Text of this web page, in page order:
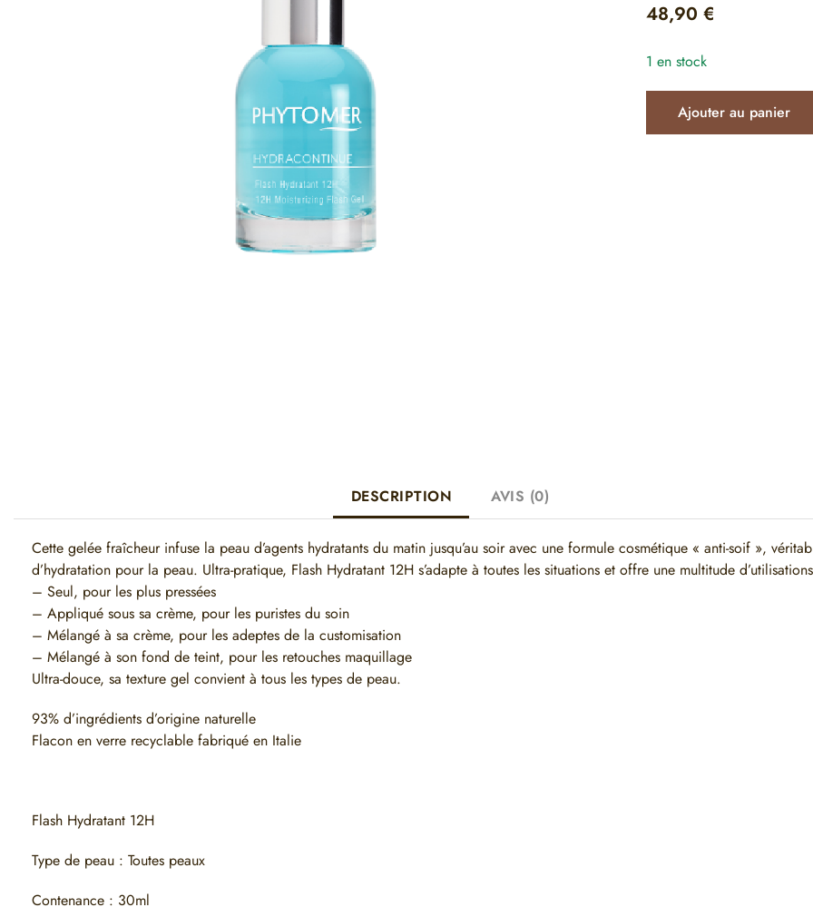
48,90 €
1 en stock
Ajouter au panier
DESCRIPTION AVIS (0)
Cette gelée fraîcheur infuse la peau d’agents hydratants du matin jusqu’au soir avec une formule cosmétique « anti-soif »,
d’hydratation pour la peau. Ultra-pratique, Flash Hydratant 12H s’adapte à toutes les situations et offre une multitude
– Seul, pour les plus pressées
– Appliqué sous sa crème, pour les puristes du soin
– Mélangé à sa crème, pour les adeptes de la customisation
– Mélangé à son fond de teint, pour les retouches maquillage
Ultra-douce, sa texture gel convient à tous les types de peau.
93% d’ingrédients d’origine naturelle
Flacon en verre recyclable fabriqué en Italie
Flash Hydratant 12H
Type de peau : Toutes peaux
Contenance : 30ml